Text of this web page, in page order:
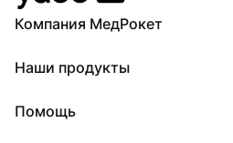
Компания МедРокет
О YDoc
Наши продукты
ПроТаблетки
Помощь